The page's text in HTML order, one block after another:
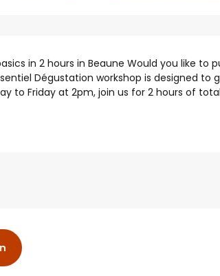
in 2 hours in Beaune Would you like to
Dégustation workshop is designed to
to Friday at 2pm, join us for 2 hours of